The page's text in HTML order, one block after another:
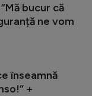
bucur că
ne vom
înseamnă
+